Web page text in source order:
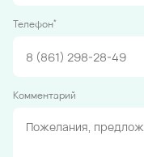
Телефон*
Комментарий